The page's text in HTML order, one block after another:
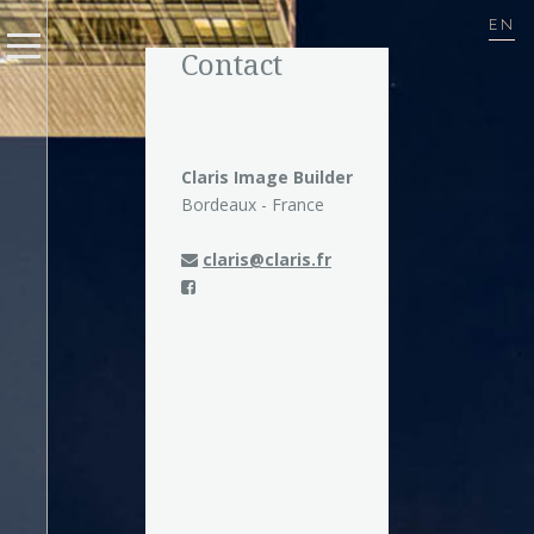
EN
Contact
Claris Image Builder
Bordeaux - France
claris@claris.fr